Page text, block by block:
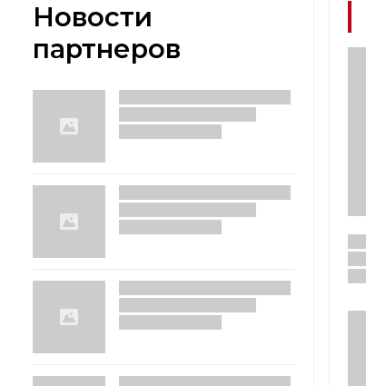
Новости
партнеров